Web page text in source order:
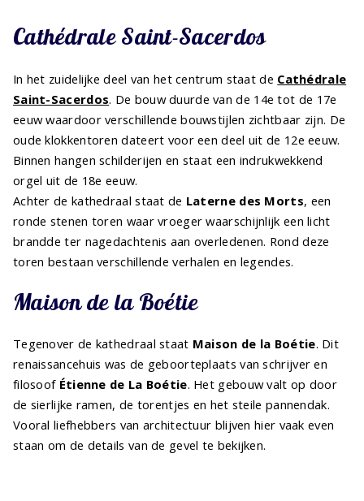
Cathédrale Saint-Sacerdos
In het zuidelijke deel van het centrum staat de Cathédrale
Saint-Sacerdos. De bouw duurde van de 14e tot de 17e
eeuw waardoor verschillende bouwstijlen zichtbaar zijn. De
oude klokkentoren dateert voor een deel uit de 12e eeuw.
Binnen hangen schilderijen en staat een indrukwekkend
orgel uit de 18e eeuw.
Achter de kathedraal staat de Laterne des Morts, een
ronde stenen toren waar vroeger waarschijnlijk een licht
brandde ter nagedachtenis aan overledenen. Rond deze
toren bestaan verschillende verhalen en legendes.
Maison de la Boétie
Tegenover de kathedraal staat Maison de la Boétie. Dit
renaissancehuis was de geboorteplaats van schrijver en
filosoof Étienne de La Boétie. Het gebouw valt op door
de sierlijke ramen, de torentjes en het steile pannendak.
Vooral liefhebbers van architectuur blijven hier vaak even
staan om de details van de gevel te bekijken.